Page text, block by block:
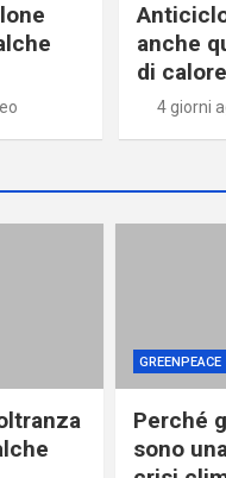
anche
di
4 giorni
GREENPEACE
Perché
sono